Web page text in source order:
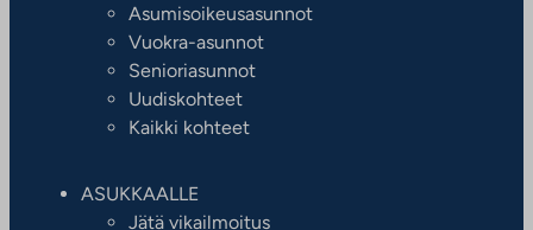
Asumisoikeusasunnot
Vuokra-asunnot
Senioriasunnot
Uudiskohteet
Kaikki kohteet
ASUKKAALLE
Jätä vikailmoitus